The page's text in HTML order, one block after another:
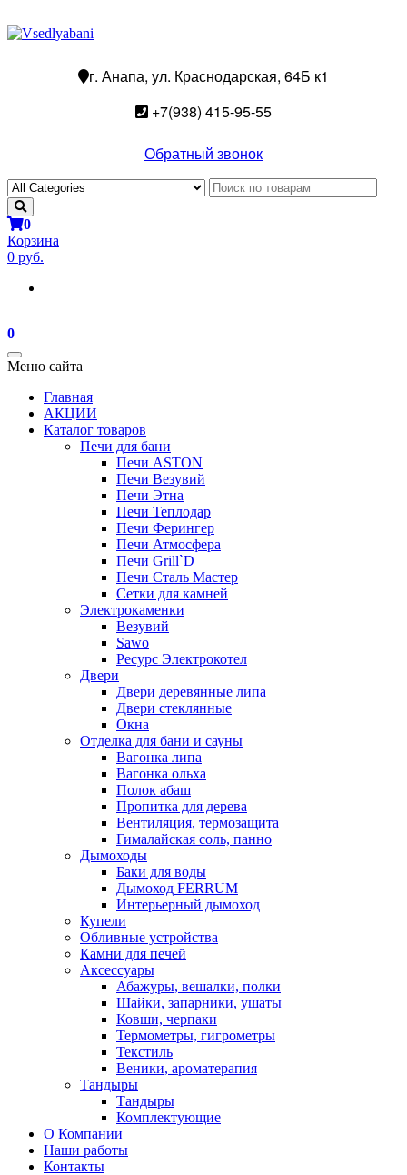
г. Анапа, ул. Краснодарская, 64Б к1
+7(938) 415-95-55
Обратный звонок
0
Корзина
0 руб.
0
Toggle
navigation
Меню сайта
Главная
АКЦИИ
Каталог товаров
Печи для бани
Печи ASTON
Печи Везувий
Печи Этна
Печи Теплодар
Печи Ферингер
Печи Атмосфера
Печи Grill`D
Печи Сталь Мастер
Сетки для камней
Электрокаменки
Везувий
Sawo
Ресурс Электрокотел
Двери
Двери деревянные липа
Двери стеклянные
Окна
Отделка для бани и сауны
Вагонка липа
Вагонка ольха
Полок абаш
Пропитка для дерева
Вентиляция, термозащита
Гималайская соль, панно
Дымоходы
Баки для воды
Дымоход FERRUM
Интерьерный дымоход
Купели
Обливные устройства
Камни для печей
Аксессуары
Абажуры, вешалки, полки
Шайки, запарники, ушаты
Ковши, черпаки
Термометры, гигрометры
Текстиль
Веники, ароматерапия
Тандыры
Тандыры
Комплектующие
О Компании
Наши работы
Контакты